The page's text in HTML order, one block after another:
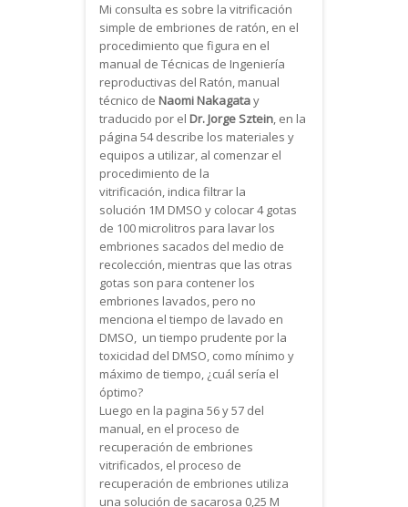
Mi consulta es sobre la vitrificación
simple de embriones de ratón, en el
procedimiento que figura en el
manual de Técnicas de Ingeniería
reproductivas del Ratón, manual
técnico de Naomi Nakagatay
traducido por el Dr. Jorge Sztein, en la
página 54 describe los materiales y
equipos a utilizar, al comenzar el
procedimiento de la
vitrificación, indica filtrar la
solución 1M DMSO y colocar 4 gotas
de 100 microlitros para lavar los
embriones sacados del medio de
recolección, mientras que las otras
gotas son para contener los
embriones lavados, pero no
menciona el tiempo de lavado en
DMSO, un tiempo prudente por la
toxicidad del DMSO, como mínimo y
máximo de tiempo, ¿cuál sería el
óptimo?
Luego en la pagina 56 y 57 del
manual, en el proceso de
recuperación de embriones
vitrificados, el proceso de
recuperación de embriones utiliza
una solución de sacarosa 0,25 M